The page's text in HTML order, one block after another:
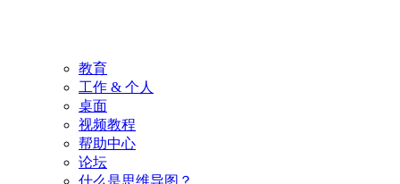
教育
工作 & 个人
桌面
视频教程
帮助中心
论坛